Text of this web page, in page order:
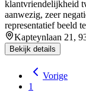
klantvriendelijkheid
aanwezig, zeer
representatief beeld
Kapteynlaan 21,
Bekijk details
Vorige
1